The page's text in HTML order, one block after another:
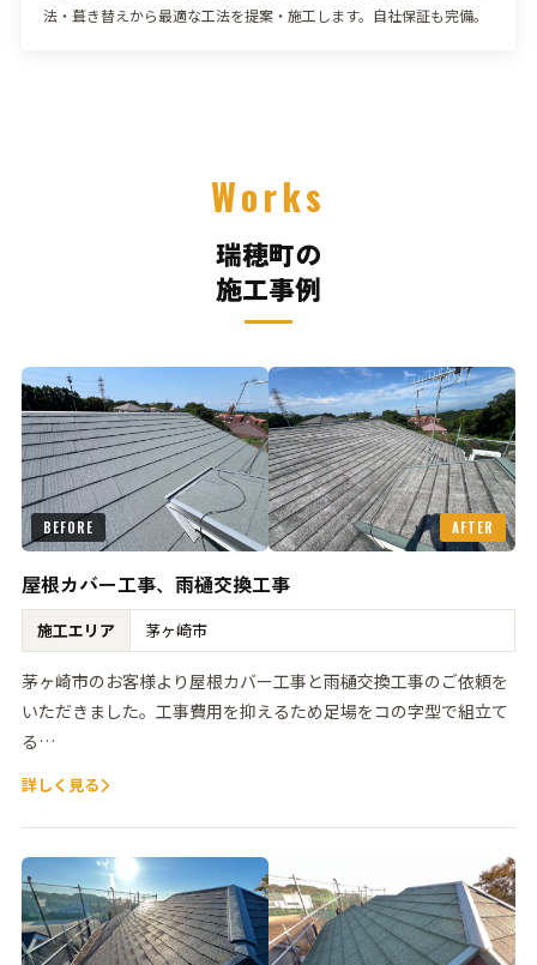
法・葺き替えから最適な工法を提案・施工します。自社保証も完備。
Works
瑞穂町の
施工事例
BEFORE AFTER
屋根カバー工事、雨樋交換工事
施工エリア 茅ヶ崎市
茅ヶ崎市のお客様より屋根カバー工事と雨樋交換工事のご依頼を
いただきました。工事費用を抑えるため足場をコの字型で組立て
る…
詳しく見る